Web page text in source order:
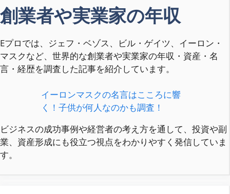
創業者や実業家の年収
Eプロでは、ジェフ・ベゾス、ビル・ゲイツ、イーロン・
マスクなど、世界的な創業者や実業家の年収・資産・名
言・経歴を調査した記事を紹介しています。
イーロンマスクの名言はこころに響
く！子供が何人なのかも調査！
ビジネスの成功事例や経営者の考え方を通して、投資や副
業、資産形成にも役立つ視点をわかりやすく発信していま
す。